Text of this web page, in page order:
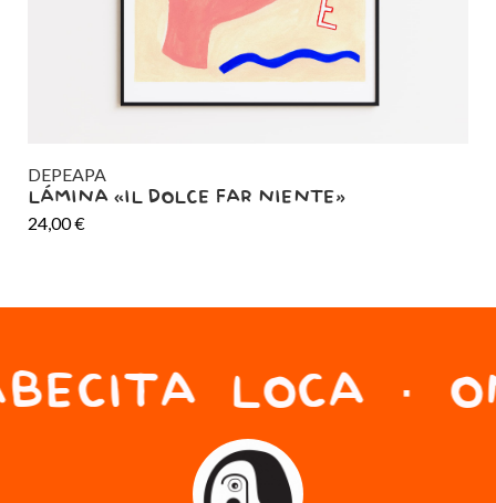
DEPEAPA
LÁMINA «IL DOLCE FAR NIENTE»
24,00€
LOCA ·